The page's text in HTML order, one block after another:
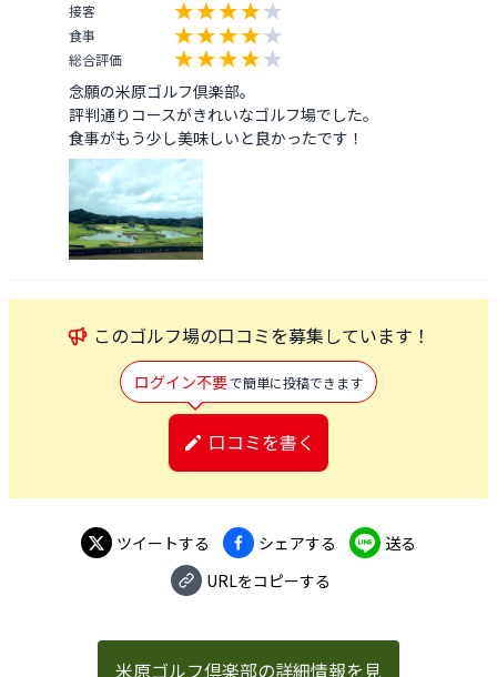
接客
食事
総合評価
念願の米原ゴルフ倶楽部。
評判通りコースがきれいなゴルフ場でした。
食事がもう少し美味しいと良かったです！
このゴルフ場の口コミを募集しています！
ログイン不要で簡単に投稿できます
口コミを書く
ツイートする シェアする
送る
URLをコピーする
米原ゴルフ倶楽部の詳細情報を見